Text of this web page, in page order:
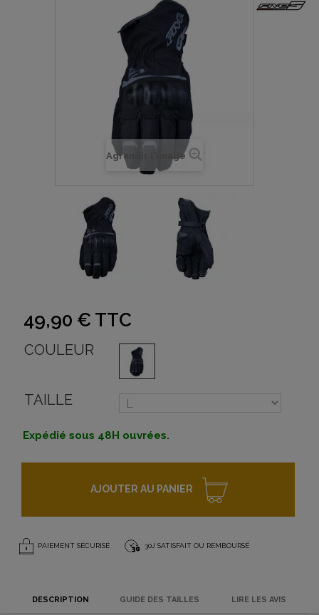
Agrandir l'image
49,90 € TTC
COULEUR
TAILLE
Expédié sous 48H ouvrées.
AJOUTER AU PANIER
PAIEMENT SÉCURISÉ 30J SATISFAIT OU REMBOURSÉ
DESCRIPTION GUIDE DES TAILLES LIRE LES AVIS